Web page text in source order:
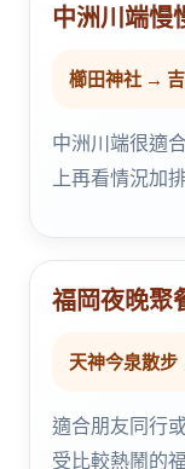
中洲川端慢
櫛田神社 →
中洲川端很適
上再看情況加
福岡夜晚聚
天神今泉散
適合朋友同行
受比較熱鬧的